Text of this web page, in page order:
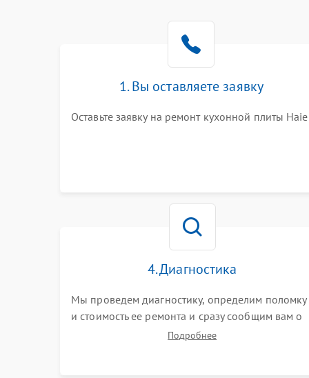
1. Вы оставляете заявку
Оставьте заявку на ремонт кухонной плиты
4. Диагностика
Мы проведем диагностику, определим поломку
и стоимость ее ремонта и сразу сообщим вам о
Подробнее